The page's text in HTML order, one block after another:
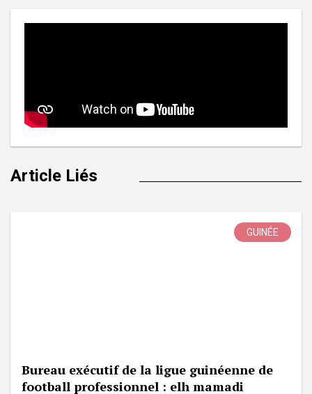
Article Liés
GUINÉE
Bureau exécutif de la ligue guinéenne de
football professionnel : elh mamadi